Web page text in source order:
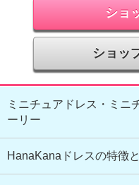
ショ
ショッ
ミニチュアドレス・ミ
ーリー
HanaKanaドレスの特徴